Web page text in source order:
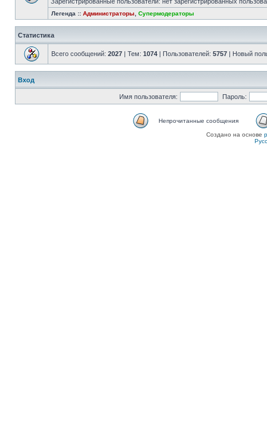
Легенда :: Администраторы Супермодераторы
Статистика
Всего сообщений: 2027 | Тем: 1074 | Пользователей: 5757 | Новый
Вход
Имя пользователя: Пароль:
Непрочитанные сообщения
Создано на основе